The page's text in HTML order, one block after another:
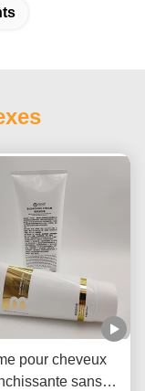
pour cheveux
sans